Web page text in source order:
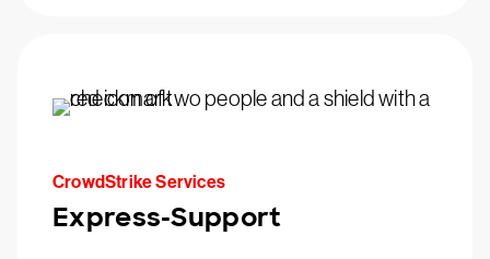
CrowdStrike Services
Express-Support